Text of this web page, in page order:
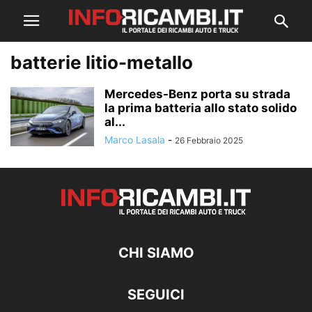
batterie litio-metallo
Mercedes-Benz porta su strada
la prima batteria allo stato solido
al...
Marco Lasala - 26 Febbraio 2025
CHI SIAMO
SEGUICI